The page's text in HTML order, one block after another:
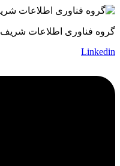
گروه فناوری اطلاعات شریف
Linkedin